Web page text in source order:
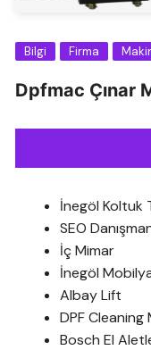
Bilgi Firma
Dpfmac Çınar
İnegöl Koltuk
SEO
İç Mimar
İnegöl
Albay Lift
DPF Cleaning
Bosch El